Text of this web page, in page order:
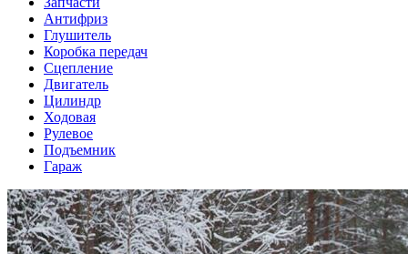
Антифриз
Глушитель
Коробка передач
Сцепление
Двигатель
Цилиндр
Ходовая
Рулевое
Подъемник
Гараж